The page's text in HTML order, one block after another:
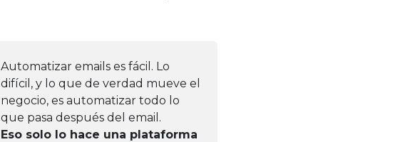
Automatizar emails es fácil. Lo
difícil, y lo que de verdad mueve el
negocio, es automatizar todo lo
que pasa después del email.
Eso solo lo hace una plataforma